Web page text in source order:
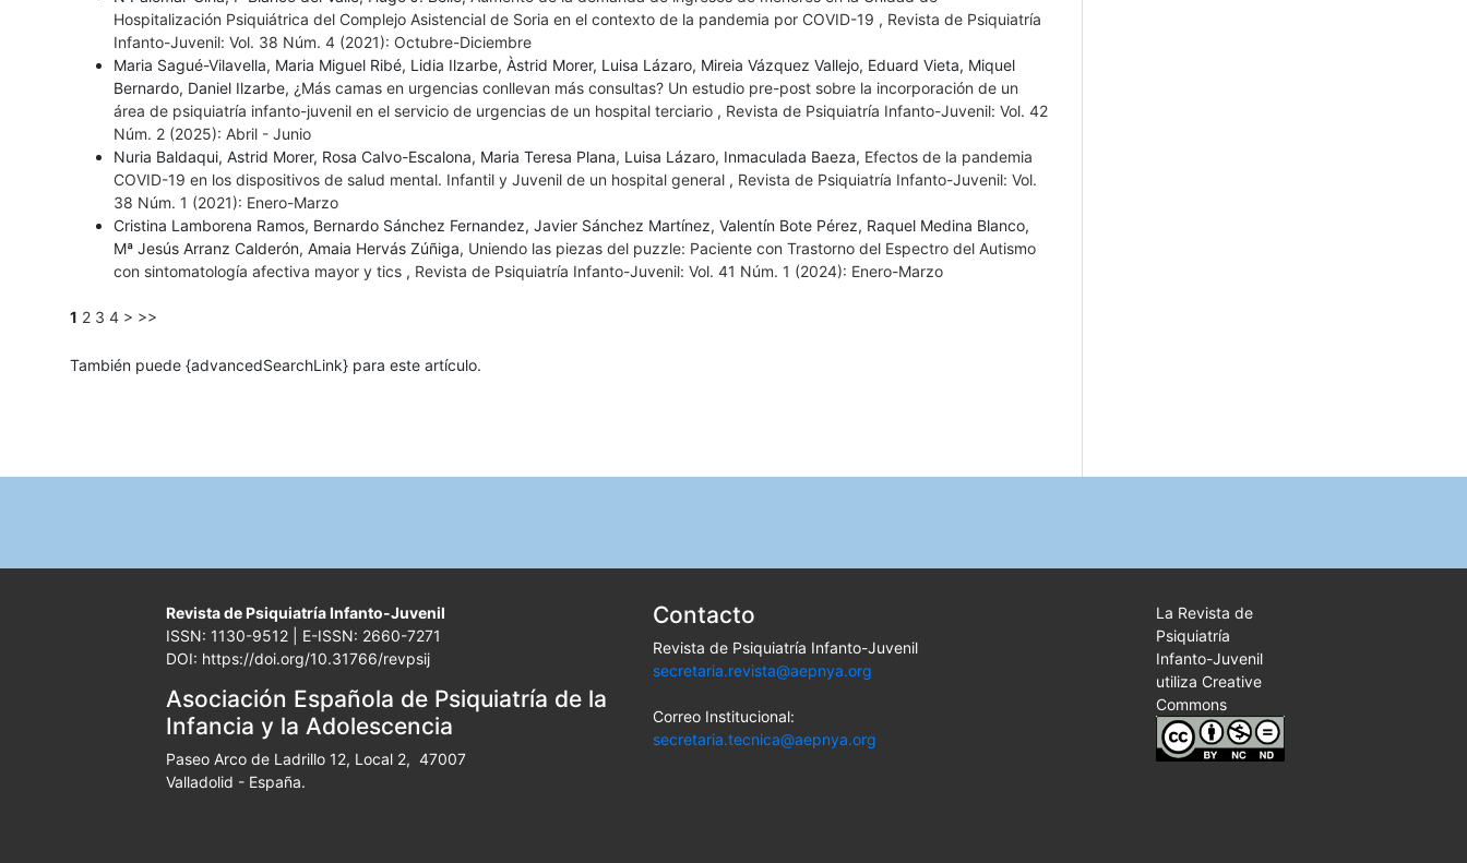
Hospitalización Psiquiátrica del Complejo Asistencial de Soria en el contexto de la pandemia por COVID-19 , Revista de Psiquiatría
Infanto-Juvenil: Vol. 38 Núm. 4 (2021): Octubre-Diciembre
Maria Sagué-Vilavella, Maria Miguel Ribé, Lidia Ilzarbe, Àstrid Morer, Luisa Lázaro, Mireia Vázquez Vallejo, Eduard Vieta, Miquel
Bernardo, Daniel Ilzarbe, ¿Más camas en urgencias conllevan más consultas? Un estudio pre-post sobre la incorporación de un
área de psiquiatría infanto-juvenil en el servicio de urgencias de un hospital terciario , Revista de Psiquiatría Infanto-Juvenil: Vol. 42
Núm. 2 (2025): Abril - Junio
Nuria Baldaqui, Astrid Morer, Rosa Calvo-Escalona, Maria Teresa Plana, Luisa Lázaro, Inmaculada Baeza, Efectos de la pandemia
COVID-19 en los dispositivos de salud mental. Infantil y Juvenil de un hospital general , Revista de Psiquiatría Infanto-Juvenil: Vol.
38 Núm. 1 (2021): Enero-Marzo
Cristina Lamborena Ramos, Bernardo Sánchez Fernandez, Javier Sánchez Martínez, Valentín Bote Pérez, Raquel Medina Blanco,
Mª Jesús Arranz Calderón, Amaia Hervás Zúñiga, Uniendo las piezas del puzzle: Paciente con Trastorno del Espectro del Autismo
con sintomatología afectiva mayor y tics , Revista de Psiquiatría Infanto-Juvenil: Vol. 41 Núm. 1 (2024): Enero-Marzo
1 2 3 4 > >>
También puede {advancedSearchLink} para este artículo.
Revista de Psiquiatría Infanto-Juvenil
ISSN: 1130-9512 | E-ISSN: 2660-7271
DOI: https://doi.org/10.31766/revpsij
Asociación Española de Psiquiatría de la
Infancia y la Adolescencia
Paseo Arco de Ladrillo 12, Local 2, 47007
Valladolid - España.
Contacto
Revista de Psiquiatría Infanto-Juvenil
secretaria.revista@aepnya.org
Correo Institucional:
secretaria.tecnica@aepnya.org
La Revista de
Psiquiatría
Infanto-Juvenil
utiliza Creative
Commons